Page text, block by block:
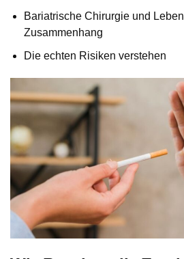
Bariatrische Chirurgie und
Zusammenhang
Die echten Risiken verstehen